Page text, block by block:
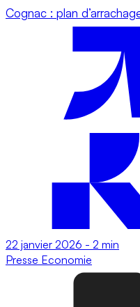
Cognac : plan
22 janvier 2026 - 2 min
Presse Economie